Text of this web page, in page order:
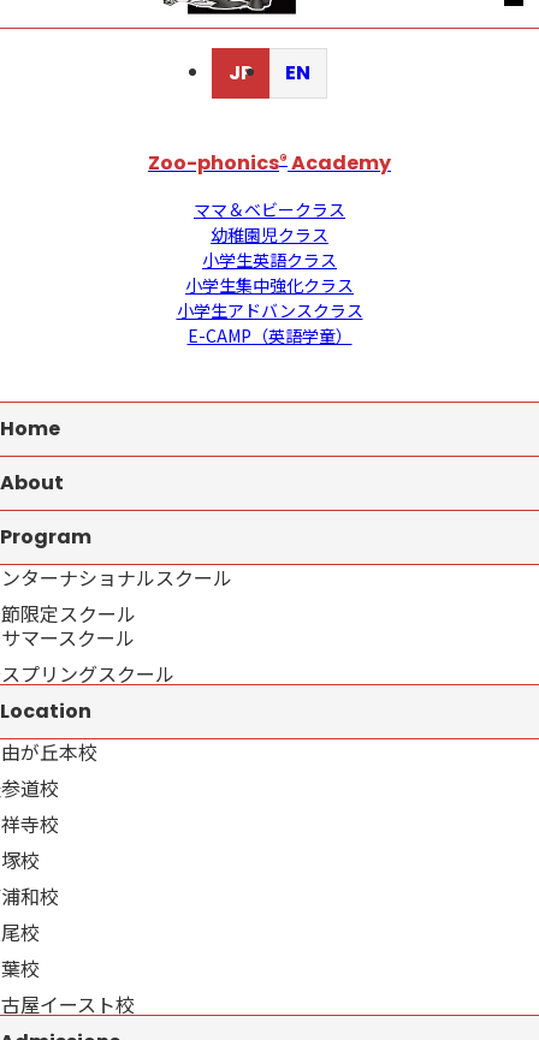
JP EN
Zoo-phonics® Academy
ママ＆ベビークラス
幼稚園児クラス
小学生英語クラス
小学生集中強化クラス
小学生アドバンスクラス
E-CAMP（英語学童）
Home
About
Program
ターナショナルスクール
限定スクール
マースクール
プリングスクール
Location
が丘本校
道校
寺校
校
和校
校
校
屋イースト校